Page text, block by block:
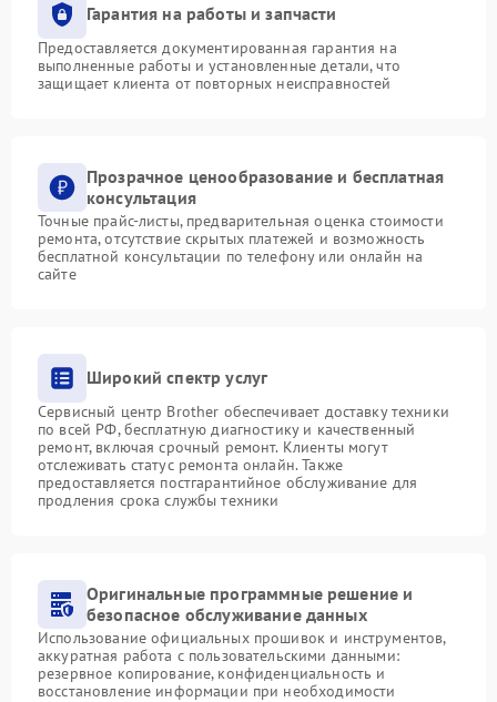
Гарантия на работы и запчасти
Предоставляется документированная гарантия на
выполненные работы и установленные детали, что
защищает клиента от повторных неисправностей
Прозрачное ценообразование и бесплатная
консультация
Точные прайс-листы, предварительная оценка стоимости
ремонта, отсутствие скрытых платежей и возможность
бесплатной консультации по телефону или онлайн на
сайте
Широкий спектр услуг
Сервисный центр Brother обеспечивает доставку техники
по всей РФ, бесплатную диагностику и качественный
ремонт, включая срочный ремонт. Клиенты могут
отслеживать статус ремонта онлайн. Также
предоставляется постгарантийное обслуживание для
продления срока службы техники
Оригинальные программные решение и
безопасное обслуживание данных
Использование официальных прошивок и инструментов,
аккуратная работа с пользовательскими данными:
резервное копирование, конфиденциальность и
восстановление информации при необходимости